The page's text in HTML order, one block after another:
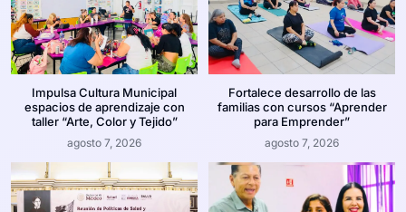
Impulsa Cultura Municipal
espacios de aprendizaje con
taller “Arte, Color y Tejido”
agosto 7, 2026
Fortalece desarrollo de las
familias con cursos “Aprender
para Emprender”
agosto 7, 2026